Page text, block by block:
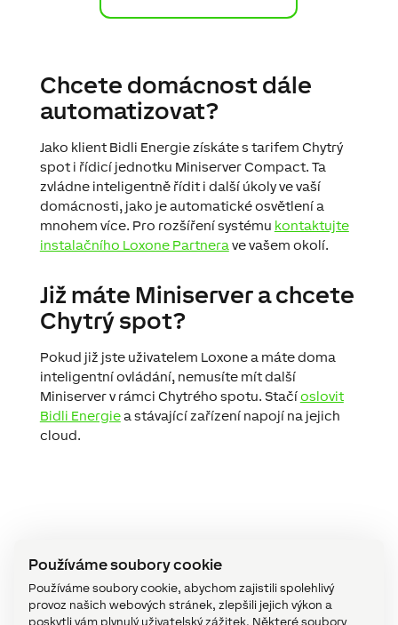
Používáme soubory cookie
Používáme soubory cookie, abychom zajistili spolehlivý
provoz našich webových stránek, zlepšili jejich výkon a
poskytli vám plynulý uživatelský zážitek. Některé soubory
Chcete domácnost dále
automatizovat?
Jako klient Bidli Energie získáte s tarifem Chytrý
spot i řídicí jednotku Miniserver Compact. Ta
zvládne inteligentně řídit i další úkoly ve vaší
domácnosti, jako je automatické osvětlení a
mnohem více. Pro rozšíření systému kontaktujte
instalačního Loxone Partnera ve vašem okolí.
Již máte Miniserver a chcete
Chytrý spot?
Pokud již jste uživatelem Loxone a máte doma
inteligentní ovládání, nemusíte mít další
Miniserver v rámci Chytrého spotu. Stačíoslovit
Bidli Energiea stávající zařízení napojí na jejich
cloud.
Ptejte se zdarma